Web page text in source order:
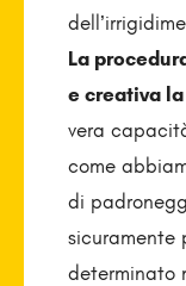
La
e creativa
vera
come
di
sicuramente
determinato